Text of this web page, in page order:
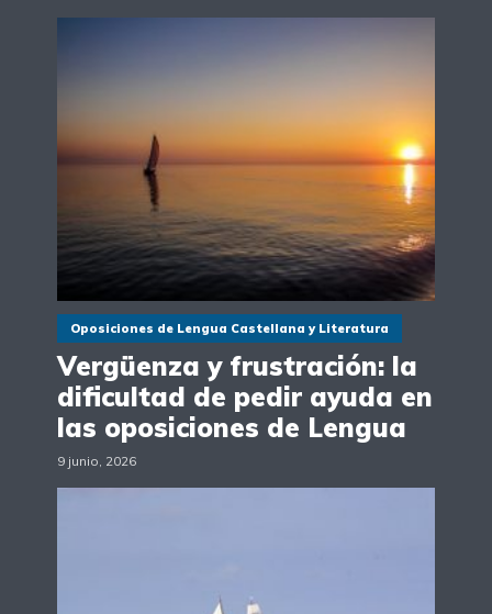
Oposiciones de Lengua Castellana y Literatura
Vergüenza y frustración: la
dificultad de pedir ayuda en
las oposiciones de Lengua
9 junio, 2026